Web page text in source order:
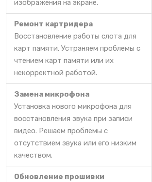
изображения на экране.
Ремонт картридера
Восстановление работы слота для
карт памяти. Устраняем проблемы с
чтением карт памяти или их
некорректной работой.
Замена микрофона
Установка нового микрофона для
восстановления звука при записи
видео. Решаем проблемы с
отсутствием звука или его низким
качеством.
Обновление прошивки